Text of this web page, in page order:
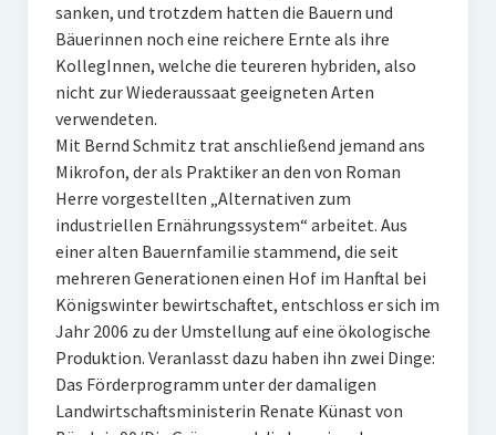
sanken, und trotzdem hatten die Bauern und
Bäuerinnen noch eine reichere Ernte als ihre
KollegInnen, welche die teureren hybriden, also
nicht zur Wiederaussaat geeigneten Arten
verwendeten.
Mit Bernd Schmitz trat anschließend jemand ans
Mikrofon, der als Praktiker an den von Roman
Herre vorgestellten „Alternativen zum
industriellen Ernährungssystem“ arbeitet. Aus
einer alten Bauernfamilie stammend, die seit
mehreren Generationen einen Hof im Hanftal bei
Königswinter bewirtschaftet, entschloss er sich im
Jahr 2006 zu der Umstellung auf eine ökologische
Produktion. Veranlasst dazu haben ihn zwei Dinge:
Das Förderprogramm unter der damaligen
Landwirtschaftsministerin Renate Künast von